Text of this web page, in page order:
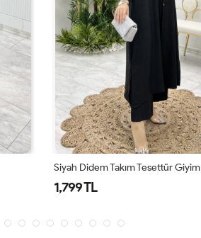
Siyah Didem Takım Tesettür Giyim
1,799 TL